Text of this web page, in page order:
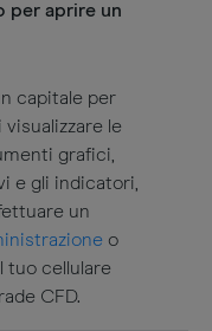
per aprire un
capitale per
le
grafici,
e gli indicatori,
un
o
tuo cellulare
CFD.